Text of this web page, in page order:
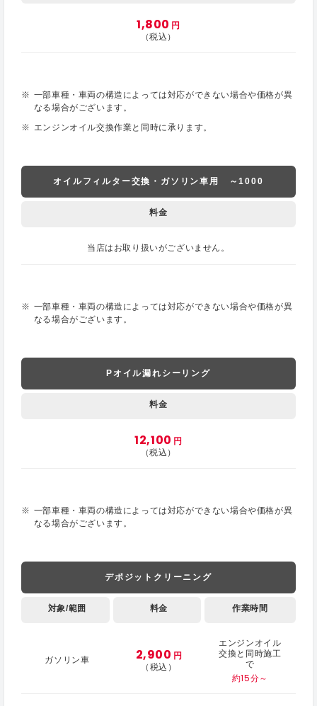
1,800 円
（税込）
一部車種・車両の構造によっては対応ができない場合や価格が異
なる場合がございます。
エンジンオイル交換作業と同時に承ります。
オイルフィルター交換・ガソリン車用 ～1000
料金
当店はお取り扱いがございません。
一部車種・車両の構造によっては対応ができない場合や価格が異
なる場合がございます。
Pオイル漏れシーリング
料金
12,100 円
（税込）
一部車種・車両の構造によっては対応ができない場合や価格が異
なる場合がございます。
デポジットクリーニング
対象/範囲 料金 作業時間
ガソリン車 2,900 円
（税込）
エンジンオイル
交換と同時施工
で
約15分～